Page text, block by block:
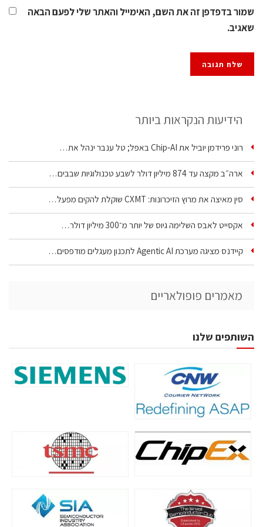
שמור בדפדפן זה את השם, האימייל והאתר שלי לפעם הבאה
שאגיב.
הידיעות הנקראות ביותר
רוני פרידמן יוביל את Chip‑AI באפל; טל ענבר ינהל את…
ארה״ב מקצה עד 874 מיליון דולר לשבע טכנולוגיות שבבים…
סין מאיצה את מרוץ הזיכרונות: CXMT שוקלת להקים מפעל…
אקסייט לאבס השלימה גיוס של יותר מ־300 מיליון דולר…
קיידנס מציגה מערכת Agentic AI לתכנון מעגלים מודפסים…
מאמרים פופולאריים
השותפים שלנו